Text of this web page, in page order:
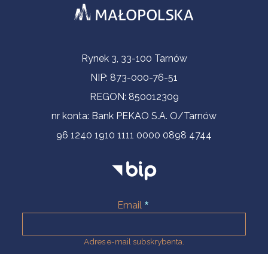
Informacje kontaktoweRynek 3, 33-100 Tarnów
NIP: 873-000-76-51
REGON: 850012309
nr konta: Bank PEKAO S.A. O/Tarnów
96 1240 1910 1111 0000 0898 4744
Email
Adres e-mail subskrybenta.